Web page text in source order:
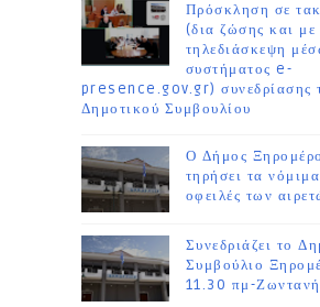
Πρόσκληση σε
(δια ζώσης και με
τηλεδιάσκεψη
συστήματος e-
presence.gov.gr) συνεδρίασης
Δημοτικού Συμβουλίου
Ο Δήμος
τηρήσει τα
οφειλές των
Συνεδριάζει το
Συμβούλιο
11.30 πμ-